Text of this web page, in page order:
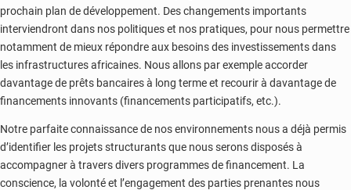
prochain plan de développement. Des changements importants
interviendront dans nos politiques et nos pratiques, pour nous permettre
notamment de mieux répondre aux besoins des investissements dans
les infrastructures africaines. Nous allons par exemple accorder
davantage de prêts bancaires à long terme et recourir à davantage de
financements innovants (financements participatifs, etc.).
Notre parfaite connaissance de nos environnements nous a déjà permis
d’identifier les projets structurants que nous serons disposés à
accompagner à travers divers programmes de financement. La
conscience, la volonté et l’engagement des parties prenantes nous